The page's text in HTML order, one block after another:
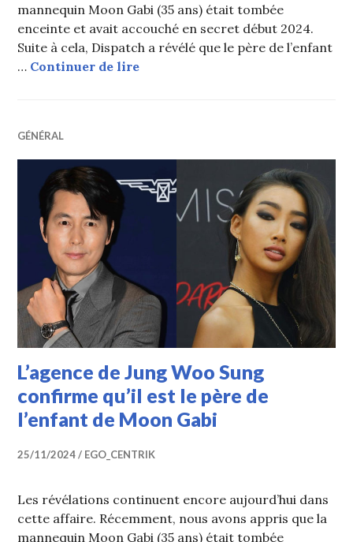
mannequin Moon Gabi (35 ans) était tombée
enceinte et avait accouché en secret début 2024.
Suite à cela, Dispatch a révélé que le père de l’enfant
… Continuer de lireJung Woo Sung était en couple
GÉNÉRAL
L’agence de Jung Woo Sung
confirme qu’il est le père de
l’enfant de Moon Gabi
25/11/2024 EGO_CENTRIK
Les révélations continuent encore aujourd’hui dans
cette affaire. Récemment, nous avons appris que la
mannequin Moon Gabi (35 ans) était tombée